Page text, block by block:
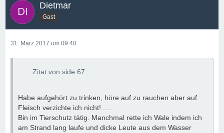
Dietmar
Gast
31. März 2017 um 09:48
Zitat von side 67
Habe aufgehört zu trinken, höre auf zu rauchen aber auf
Fleisch verzichte ich nicht! ....
Bin im Tierschutz tätig. Manchmal rette ich Wale indem ich
am Strand lang laufe und dicke Leute aus dem Wasser